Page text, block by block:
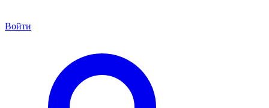
Войти